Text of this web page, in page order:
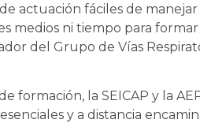
actuación fáciles de
medios ni tiempo para
del Grupo de Vías
formación, la SEICAP y la
y a distancia